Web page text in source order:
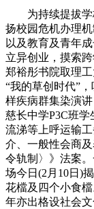
为持续提拔学
扬校园危机办理
以及教育及青年
立异创业，摸索
郑裕彤书院取理
“我的草创时代”
样疾病群集染演
慈长中学P3C班学
流涕等上呼运输
介、一般性会商
令轨制〉》法案
场今日(2月10日)
花檔及四个小食
年亦出格设社会